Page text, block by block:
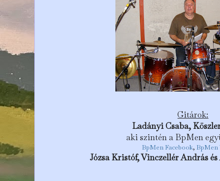
Gitárok:
Ladányi Csaba,
aki szintén a BpMen
BpMenFacebook,BpMen
Józsa Kristóf, Vinczellér András